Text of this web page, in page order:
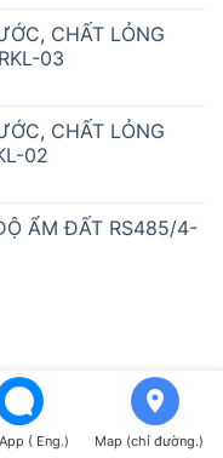
CHẤT LỎNG
03
CHẤT LỎNG
02
ẨM ĐẤT RS485/4-
ATPro
( Eng.) Map (chỉ đường.)